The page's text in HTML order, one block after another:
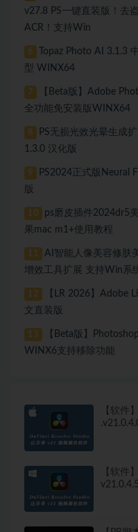
v27.8 PS一键直装版！去
ACR！支持Win
6
Topaz Photo AI 3.1.3
型 WINX64
7
【Beta版】Adobe
全功能免安装版WINX64
8
PS无损光效光晕生成
1.3.0 汉化版
9
PS2024正式版Neural
版
10
ps磨皮插件2024dr5
果mac m1+使用教程
11
AI智能人像美容修肤
增效工具扩展 支持Win系
12
【LR 2026】Adobe
文直装版
13
【Beta版】
WINX6支持移除功能
【软件
【软件